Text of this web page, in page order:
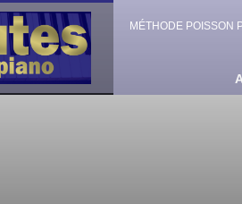
MÉTHODE POISSON